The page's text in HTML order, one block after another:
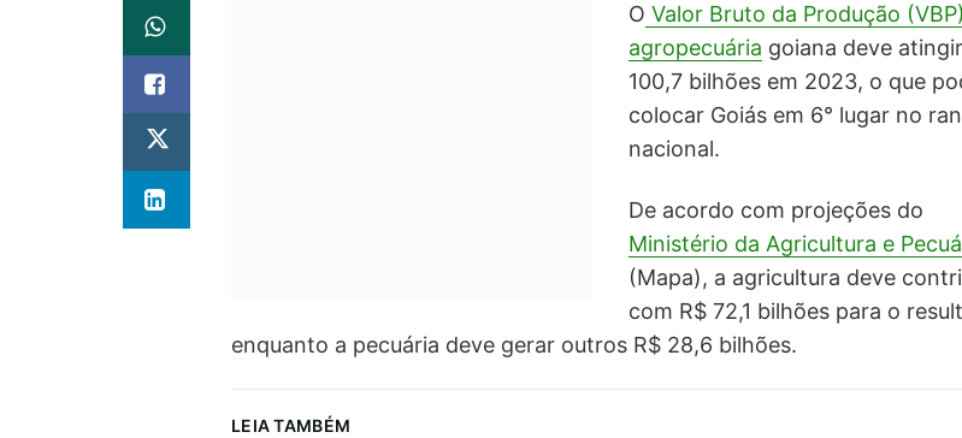
O Valor Bruto da Produção (VBP)
agropecuária goiana deve
100,7 bilhões em 2023, o que
colocar Goiás em 6° lugar no
nacional.
De acordo com projeções do
Ministério da Agricultura e
(Mapa), a agricultura deve
com R$ 72,1 bilhões para o
enquanto a pecuária deve gerar outros R$ 28,6 bilhões.
LEIA TAMBÉM